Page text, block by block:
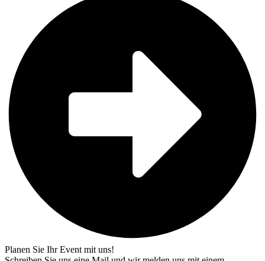
Planen Sie Ihr Event mit uns!